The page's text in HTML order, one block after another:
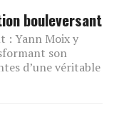
bouleversant
: Yann Moix y
son
d’une véritable